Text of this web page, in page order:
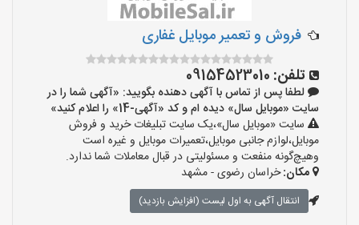
فروش و تعمیر موبایل غفاری
تلفن: 09154523010
لطفا پس از تماس با آگهی دهنده بگویید: «آگهی شما را در
سایت «موبایل سال» دیده ام و کد «آگهی-14» را اعلام کنید»
سایت «موبایل سال»،یک سایت تبلیغات خرید و فروش
موبایل،لوازم جانبی موبایل،تعمیرات موبایل و غیره است
وهیچ‌گونه منفعت و مسئولیتی در قبال معاملات شما ندارد.
مکان:خراسان رضوی - مشهد
انتقال آگهی به اول لیست (افزایش بازدید)